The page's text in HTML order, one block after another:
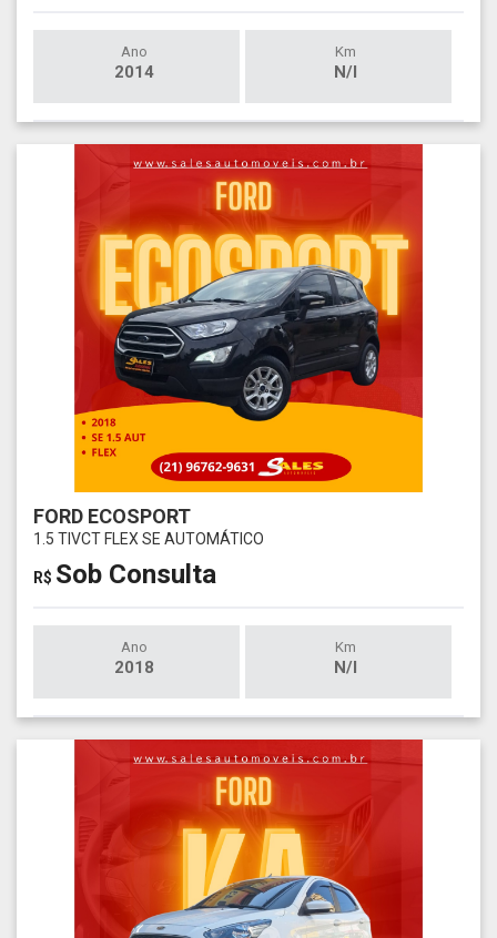
Ano
2014
Km
N/I
FORD ECOSPORT
1.5 TIVCT FLEX SE AUTOMÁTICO
R$ Sob Consulta
Ano
2018
Km
N/I